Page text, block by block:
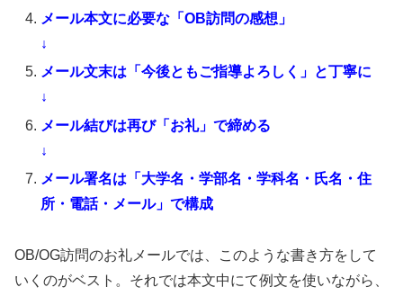
メール本文に必要な「OB訪問の感想」
↓
メール文末は「今後ともご指導よろしく」と丁寧に
↓
メール結びは再び「お礼」で締める
↓
メール署名は「大学名・学部名・学科名・氏名・住
所・電話・メール」で構成
OB/OG訪問のお礼メールでは、このような書き方をして
いくのがベスト。それでは本文中にて例文を使いながら、